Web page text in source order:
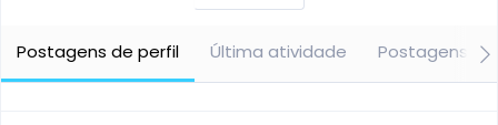
Postagens de perfil Última atividade Postagens